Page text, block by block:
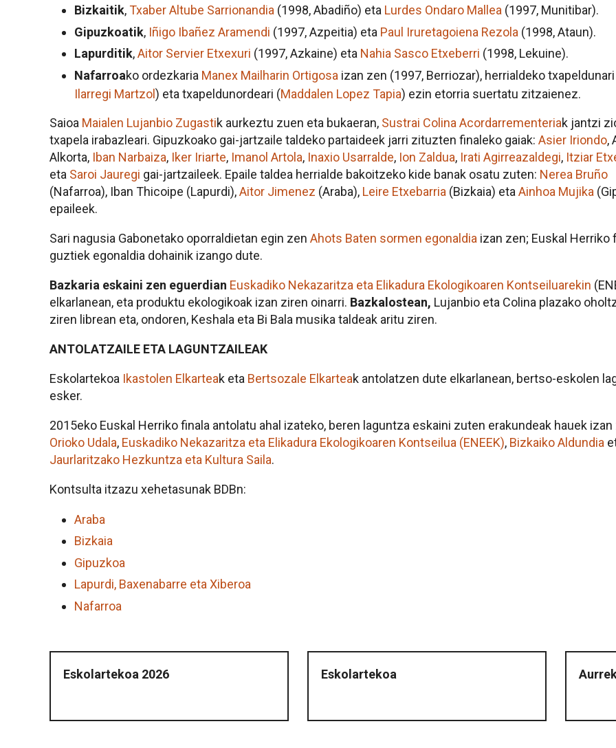
Bizkaitik,Txaber Altube Sarrionandia (1998, Abadiño) eta Lurdes Ondaro Mallea (1997, Munitibar).
Gipuzkoatik, Iñigo Ibañez Aramendi (1997, Azpeitia) eta Paul Iruretagoiena Rezola (1998, Ataun).
Lapurditik,Aitor Servier Etxexuri (1997, Azkaine) eta Nahia Sasco Etxeberri (1998, Lekuine).
Nafarroako ordezkaria Manex Mailharin Ortigosa izan zen (1997, Berriozar), herrialdeko
Ilarregi Martzol) eta txapeldunordeari (Maddalen Lopez Tapia) ezin etorria suertatu zitzaienez.
Saioa Maialen Lujanbio Zugastik aurkeztu zuen eta bukaeran, Sustrai Colina Acordarrementeriak jantzi
txapela irabazleari. Gipuzkoako gai-jartzaile taldeko partaideek jarri zituzten finaleko gaiak: Asier Iriondo,
Alkorta, Iban Narbaiza, Iker Iriarte, Imanol Artola, Inaxio Usarralde, Ion Zaldua, Irati Agirreazaldegi, Itziar
eta Saroi Jauregi gai-jartzaileek. Epaile taldea herrialde bakoitzeko kide banak osatu zuten: Nerea Bruño
(Nafarroa), Iban Thicoipe (Lapurdi),Aitor Jimenez (Araba), Leire Etxebarria (Bizkaia) eta Ainhoa Mujika
epaileek.
Sari nagusia Gabonetako oporraldietan egin zen Ahots Baten sormen egonaldia izan zen; Euskal Herriko
guztiek egonaldia dohainik izango dute.
Bazkaria eskaini zen eguerdian Euskadiko Nekazaritza eta Elikadura Ekologikoaren Kontseiluarekin
elkarlanean, eta produktu ekologikoak izan ziren oinarri. Bazkalostean, Lujanbio eta Colina plazako
ziren librean eta, ondoren, Keshala eta Bi Bala musika taldeak aritu ziren.
ANTOLATZAILE ETA LAGUNTZAILEAK
Eskolartekoa Ikastolen Elkarteak eta Bertsozale Elkarteak antolatzen dute elkarlanean, bertso-eskolen
esker.
2015eko Euskal Herriko finala antolatu ahal izateko, beren laguntza eskaini zuten erakundeak hauek izan
Orioko Udala, Euskadiko Nekazaritza eta Elikadura Ekologikoaren Kontseilua (ENEEK), Bizkaiko Aldundia
Jaurlaritzako Hezkuntza eta Kultura Saila.
Kontsulta itzazu xehetasunak BDBn:
Araba
Bizkaia
Gipuzkoa
Lapurdi, Baxenabarre eta Xiberoa
Nafarroa
Eskolartekoa 2026 Eskolartekoa